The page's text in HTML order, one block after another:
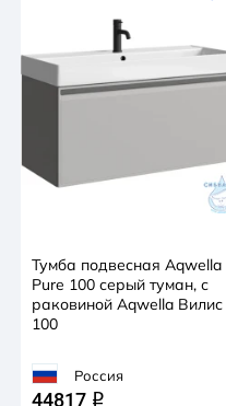
Тумба подвесная Aqwella
Pure 100 серый туман, с
раковиной Aqwella Вилис
100
Россия
44817 q